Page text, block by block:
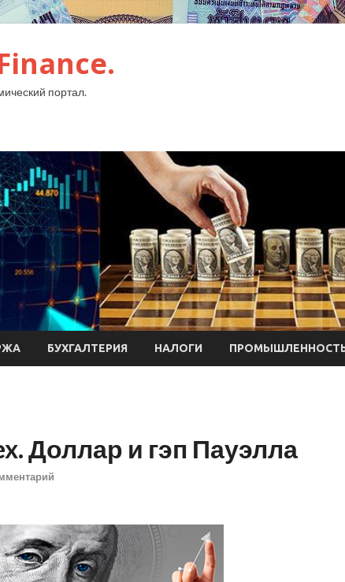
портал.
БУХГАЛТЕРИЯ НАЛОГИ
Доллар и гэп Пауэлла